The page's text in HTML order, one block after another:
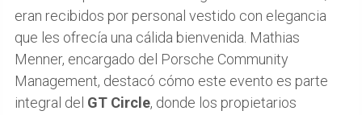
eran recibidos por personal vestido con elegancia
que les ofrecía una cálida bienvenida. Mathias
Menner, encargado del Porsche Community
Management, destacó cómo este evento es parte
integral del GT Circle, donde los propietarios